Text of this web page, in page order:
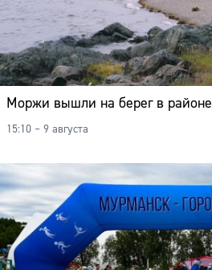
Моржи вышли на берег в
15:10 – 9 августа